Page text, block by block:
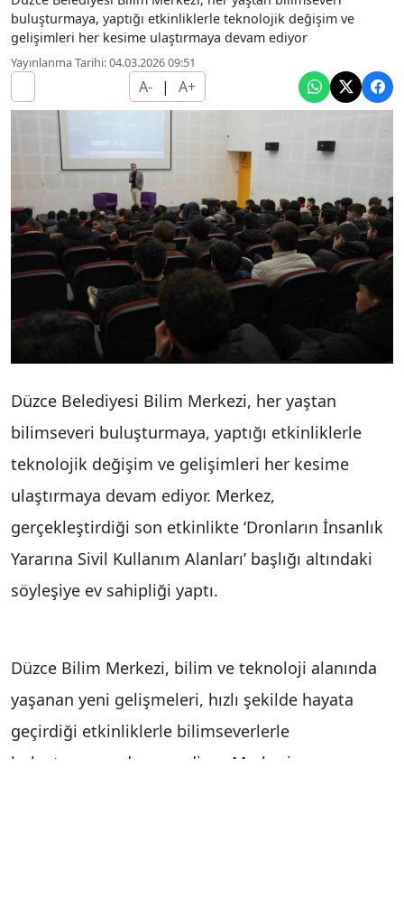
buluşturmaya, yaptığı etkinliklerle teknolojik değişim ve
gelişimleri her kesime ulaştırmaya devam ediyor
Yayınlanma Tarihi: 04.03.2026 09:51
A- | A+
Düzce Belediyesi Bilim Merkezi, her yaştan
bilimseveri buluşturmaya, yaptığı etkinliklerle
teknolojik değişim ve gelişimleri her kesime
ulaştırmaya devam ediyor. Merkez,
gerçekleştirdiği son etkinlikte ‘Dronların İnsanlık
Yararına Sivil Kullanım Alanları’ başlığı altındaki
söyleşiye ev sahipliği yaptı.
Düzce Bilim Merkezi, bilim ve teknoloji alanında
yaşanan yeni gelişmeleri, hızlı şekilde hayata
geçirdiği etkinliklerle bilimseverlerle
buluşturmaya devam ediyor. Merkezin son